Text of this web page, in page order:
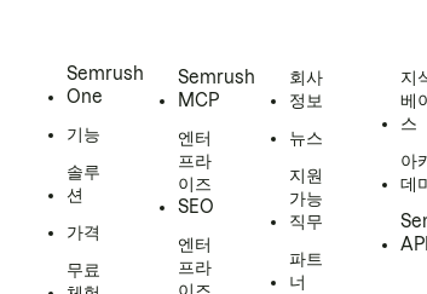
Semrush
One
기능
솔루
션
가격
무료
Semrush
MCP
엔터
프라
이즈
SEO
엔터
프라
회사
정보
뉴스
지원
가능
직무
파트
너
지
베
스
아
데